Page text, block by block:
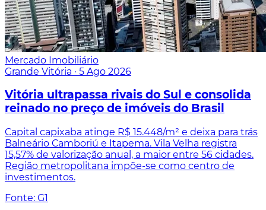
Mercado Imobiliário
Grande Vitória · 5 Ago 2026
Vitória ultrapassa rivais do Sul e consolida
reinado no preço de imóveis do Brasil
Capital capixaba atinge R$ 15.448/m² e deixa para trás
Balneário Camboriú e Itapema. Vila Velha registra
15,57% de valorização anual, a maior entre 56 cidades.
Região metropolitana impõe-se como centro de
investimentos.
Fonte: G1